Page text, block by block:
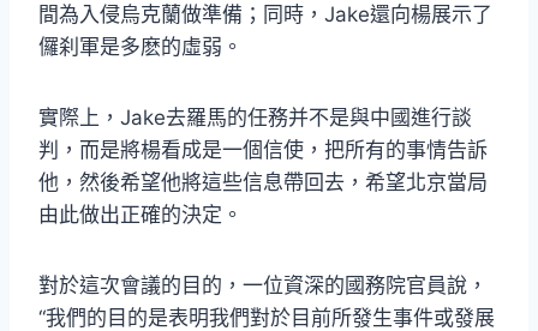
間為入侵烏克蘭做準備；同時，Jake還向楊展示了
儸刹軍是多麽的虛弱。
實際上，Jake去羅馬的任務并不是與中國進行談
判，而是將楊看成是一個信使，把所有的事情告訴
他，然後希望他將這些信息帶回去，希望北京當局
由此做出正確的決定。
對於這次會議的目的，一位資深的國務院官員說，
“我們的目的是表明我們對於目前所發生事件或發展